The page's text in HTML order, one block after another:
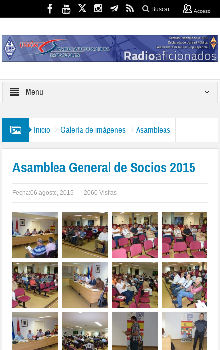
Buscar Acceso
Menu
Inicio Galería de imágenes Asambleas
Asamblea General de Socios 2015
Fecha:06 agosto, 2015 2060 Visitas